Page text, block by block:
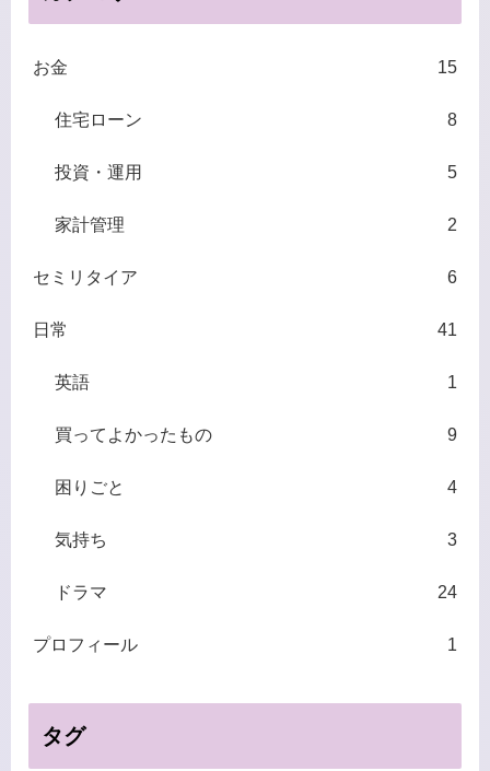
お金 15
住宅ローン 8
投資・運用 5
家計管理 2
セミリタイア 6
日常 41
英語 1
買ってよかったもの 9
困りごと 4
気持ち 3
ドラマ 24
プロフィール 1
タグ